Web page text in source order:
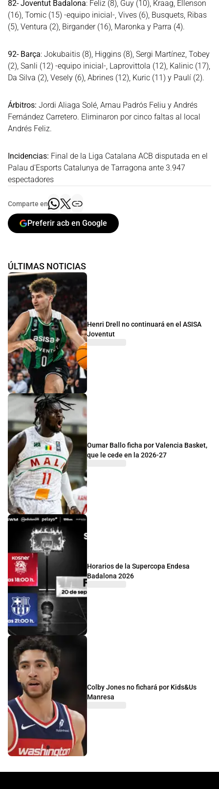
82- Joventut Badalona: Feliz (8), Guy (10), Kraag, Ellenson
(16), Tomic (15) -equipo inicial-, Vives (6), Busquets, Ribas
(5), Ventura (2), Birgander (16), Maronka y Parra (4).
92- Barça: Jokubaitis (8), Higgins (8), Sergi Martínez, Tobey
(2), Sanli (12) -equipo inicial-, Laprovittola (12), Kalinic (17),
Da Silva (2), Vesely (6), Abrines (12), Kuric (11) y Paulí (2).
Árbitros: Jordi Aliaga Solé, Arnau Padrós Feliu y Andrés
Fernández Carretero. Eliminaron por cinco faltas al local
Andrés Feliz.
Incidencias: Final de la Liga Catalana ACB disputada en el
Palau d'Esports Catalunya de Tarragona ante 3.947
espectadores
Comparte en
Preferir acb en Google
ÚLTIMAS NOTICIAS
Henri Drell no continuará en el ASISA
Joventut
Oumar Ballo ficha por Valencia Basket,
que le cede en la 2026-27
Horarios de la Supercopa Endesa
Badalona 2026
Colby Jones no fichará por Kids&Us
Manresa